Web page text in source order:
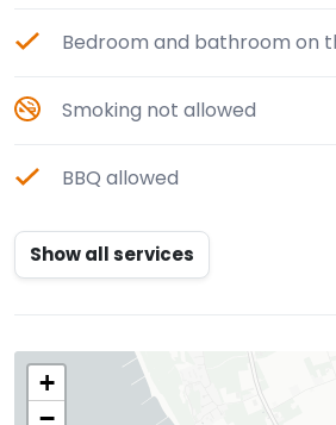
Bedroom and bathroom on
Smoking not allowed
BBQ allowed
Show all services